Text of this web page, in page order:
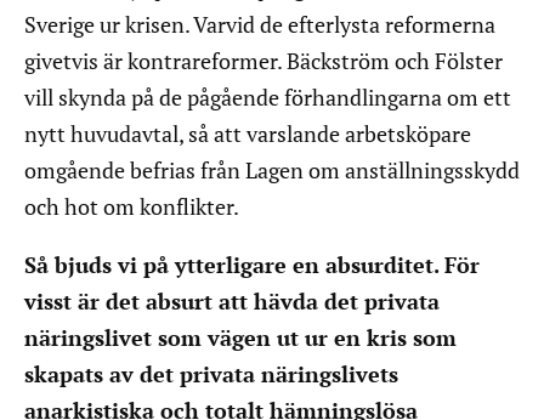
Sverige ur krisen. Varvid de efterlysta reformerna
givetvis är kontrareformer. Bäckström och Fölster
vill skynda på de pågående förhandlingarna om ett
nytt huvudavtal, så att varslande arbetsköpare
omgående befrias från Lagen om anställningsskydd
och hot om konflikter.
Så bjuds vi på ytterligare en absurditet. För
visst är det absurt att hävda det privata
näringslivet som vägen ut ur en kris som
skapats av det privata näringslivets
anarkistiska och totalt hämningslösa